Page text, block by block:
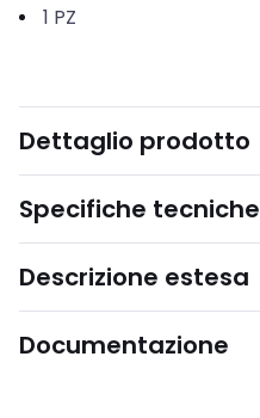
1 PZ
Dettaglio prodotto
Specifiche tecniche
Descrizione estesa
Documentazione